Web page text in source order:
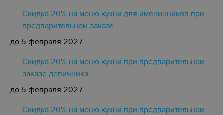
Скидка 20% на меню кухни для именинников при
предварительном заказе
до 5 февраля 2027
Скидка 20% на меню кухни при предварительном
заказе девичника
до 5 февраля 2027
Скидка 20% на меню кухни при предварительном